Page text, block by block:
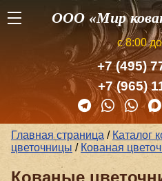
ООО «Мир
с 8:00
+7 (495)
+7 (965)
Главная страница / Каталог
цветочницы / Кованая
Кованые